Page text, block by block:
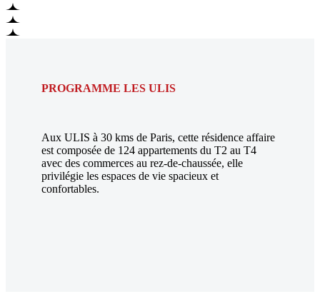
PROGRAMME LES ULIS
Aux ULIS à 30 kms de Paris, cette résidence affaire
est composée de 124 appartements du T2 au T4
avec des commerces au rez-de-chaussée, elle
privilégie les espaces de vie spacieux et
confortables.